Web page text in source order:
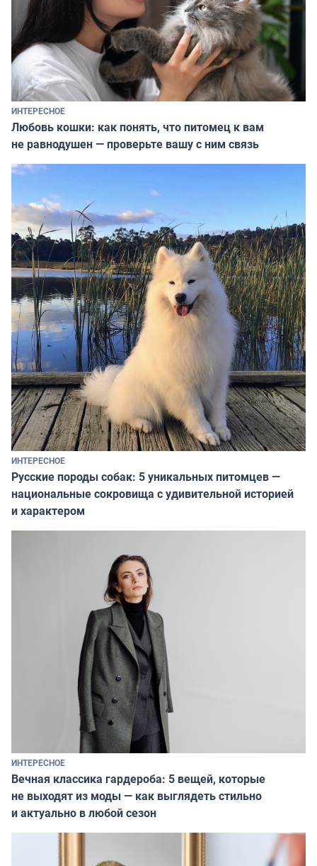
ИНТЕРЕСНОЕ
Любовь кошки: как понять, что питомец к вам
не равнодушен — проверьте вашу с ним связь
ИНТЕРЕСНОЕ
Русские породы собак: 5 уникальных питомцев —
национальные сокровища с удивительной историей
и характером
ИНТЕРЕСНОЕ
Вечная классика гардероба: 5 вещей, которые
не выходят из моды — как выглядеть стильно
и актуально в любой сезон